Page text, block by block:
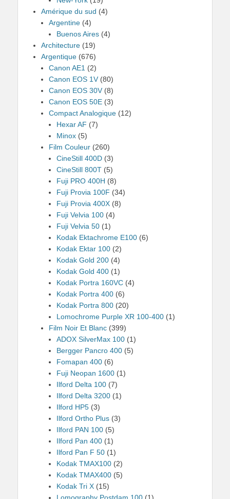
Amérique du sud (4)
Argentine (4)
Buenos Aires (4)
Architecture (19)
Argentique (676)
Canon AE1 (2)
Canon EOS 1V (80)
Canon EOS 30V (8)
Canon EOS 50E (3)
Compact Analogique (12)
Hexar AF (7)
Minox (5)
Film Couleur (260)
CineStill 400D (3)
CineStill 800T (5)
Fuji PRO 400H (8)
Fuji Provia 100F (34)
Fuji Provia 400X (8)
Fuji Velvia 100 (4)
Fuji Velvia 50 (1)
Kodak Ektachrome E100 (6)
Kodak Ektar 100 (2)
Kodak Gold 200 (4)
Kodak Gold 400 (1)
Kodak Portra 160VC (4)
Kodak Portra 400 (6)
Kodak Portra 800 (20)
Lomochrome Purple XR 100-400 (1)
Film Noir Et Blanc (399)
ADOX SilverMax 100 (1)
Bergger Pancro 400 (5)
Fomapan 400 (6)
Fuji Neopan 1600 (1)
Ilford Delta 100 (7)
Ilford Delta 3200 (1)
Ilford HP5 (3)
Ilford Ortho Plus (3)
Ilford PAN 100 (5)
Ilford Pan 400 (1)
Ilford Pan F 50 (1)
Kodak TMAX100 (2)
Kodak TMAX400 (5)
Kodak Tri X (15)